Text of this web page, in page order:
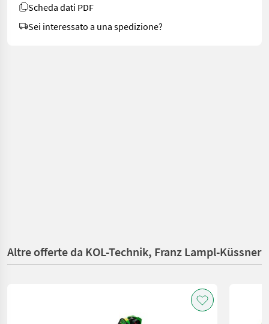
Scheda dati PDF
Sei interessato a una spedizione?
Altre offerte da KOL-Technik, Franz Lampl-Küssner